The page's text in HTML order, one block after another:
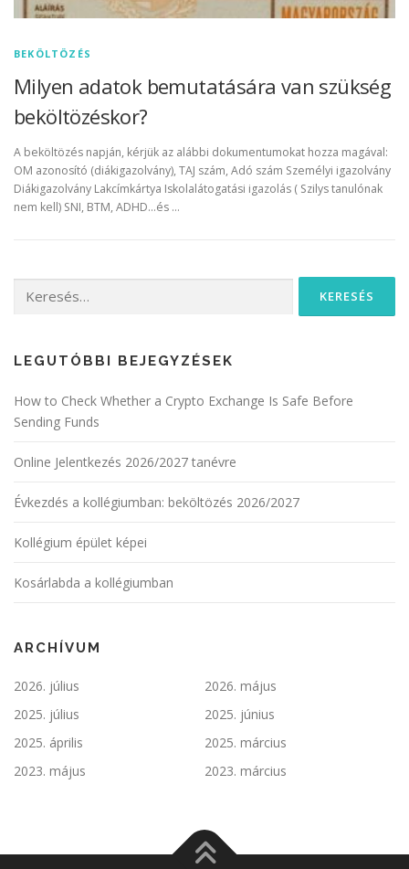
BEKÖLTÖZÉS
Milyen adatok bemutatására van szükség
beköltözéskor?
A beköltözés napján, kérjük az alábbi dokumentumokat hozza magával:
OM azonosító (diákigazolvány), TAJ szám, Adó szám Személyi igazolvány
Diákigazolvány Lakcímkártya Iskolalátogatási igazolás ( Szilys tanulónak
nem kell) SNI, BTM, ADHD…és …
LEGUTÓBBI BEJEGYZÉSEK
How to Check Whether a Crypto Exchange Is Safe Before
Sending Funds
Online Jelentkezés 2026/2027 tanévre
Évkezdés a kollégiumban: beköltözés 2026/2027
Kollégium épület képei
Kosárlabda a kollégiumban
ARCHÍVUM
2026. július
2026. május
2025. július
2025. június
2025. április
2025. március
2023. május
2023. március